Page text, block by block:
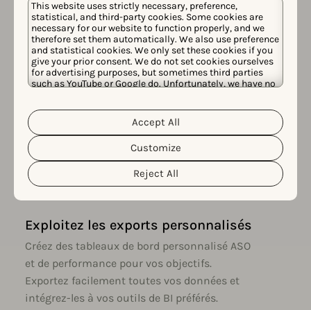
This website uses strictly necessary, preference,
statistical, and third-party cookies. Some cookies are
necessary for our website to function properly, and we
therefore set them automatically. We also use preference
and statistical cookies. We only set these cookies if you
give your prior consent. We do not set cookies ourselves
for advertising purposes, but sometimes third parties
such as YouTube or Google do. Unfortunately, we have no
personal data and the different cookies we use, please
read our
Cookie Policy&Privacy Policy
customize your cookie settings and preferences by
clicking the “Customize” button.
Reject All
Customize
Accept All
Comparez les estimations des
téléchargements et des revenus avec
vos concurrents
Évaluez la croissance de votre application
par rapport à vos concurrents grâce aux
estimations de performances pour toute
En savoir plus sur les estimations des
téléchargements et des revenus
d'applications
Exploitez les exports personnalisés
Créez des tableaux de bord personnalisé ASO
et de performance pour vos objectifs.
Exportez facilement toutes vos données et
intégrez-les à vos outils de BI préférés.